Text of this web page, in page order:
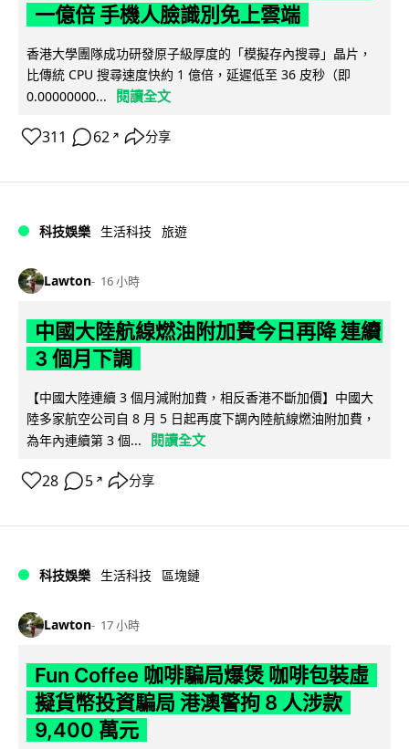
一億倍 手機人臉識別免上雲端
香港大學團隊成功研發原子級厚度的「模擬存內搜尋」晶片，
比傳統 CPU 搜尋速度快約 1 億倍，延遲低至 36 皮秒（即
0.00000000...
閱讀全文
311 62 ↗ 分享
科技娛樂 生活科技 旅遊
Lawton 16 小時
中國大陸航線燃油附加費今日再降 連續
3 個月下調
【中國大陸連續 3 個月減附加費，相反香港不斷加價】中國大
陸多家航空公司自 8 月 5 日起再度下調內陸航線燃油附加費，
為年內連續第 3 個...
閱讀全文
28 5 ↗ 分享
科技娛樂 生活科技 區塊鏈
Lawton 17 小時
Fun Coffee 咖啡騙局爆煲 咖啡包裝虛
擬貨幣投資騙局 港澳警拘 8 人涉款
9,400 萬元